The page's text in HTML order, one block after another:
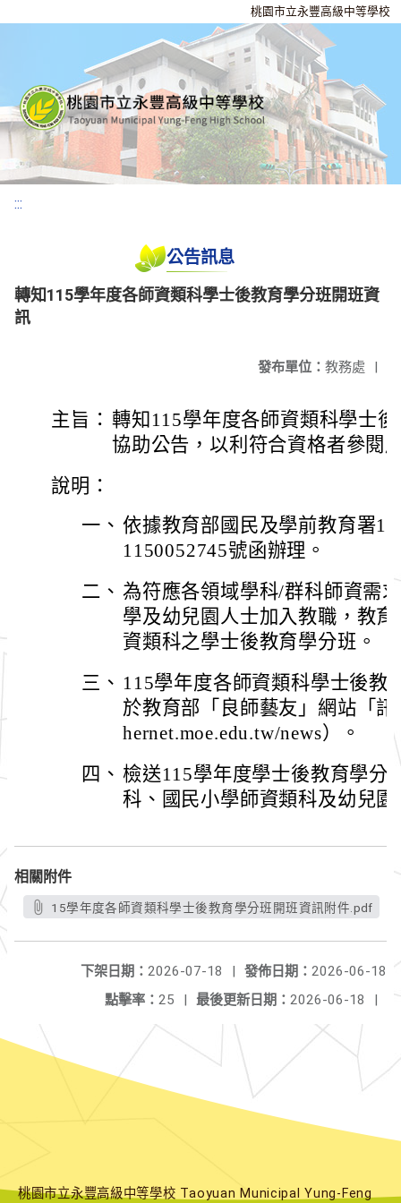
桃園市立永豐高級中等學校
:::
公告訊息
轉知115學年度各師資類科學士後教育學分班開班資
訊
發布單位： 教務處 |
主旨： 轉知115學年度各師資類科學士
協助公告，以利符合資格者參閱
說明：
一、 依據教育部國民及學前教育署
1150052745號函辦理。
二、 為符應各領域學科/群科師資需
學及幼兒園人士加入教職，教
資類科之學士後教育學分班。
三、 115學年度各師資類科學士後教
於教育部「良師藝友」網站「
hernet.moe.edu.tw/news）。
四、 檢送115學年度學士後教育學分
科、國民小學師資類科及幼兒
相關附件
15學年度各師資類科學士後教育學分班開班資訊附件.pdf
發佈日期： 2026-06-18
下架日期： 2026-07-18
|
最後更新日期： 2026-06-18 |
點擊率： 25 |
桃園市立永豐高級中等學校 Taoyuan Municipal Yung-Feng